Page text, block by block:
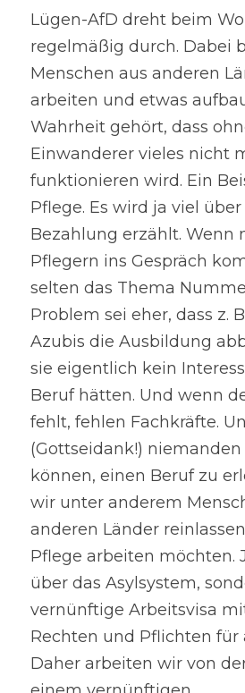
Lügen-AfD dreht beim
regelmäßig durch. Dabei
Menschen aus anderen
arbeiten und etwas
Wahrheit gehört, dass
Einwanderer vieles nicht
funktionieren wird. Ein
Pflege. Es wird ja viel
Bezahlung erzählt. Wenn
Pflegern ins Gespräch
selten das Thema
Problem sei eher, dass z.
Azubis die Ausbildung
sie eigentlich kein
Beruf hätten. Und wenn
fehlt, fehlen Fachkräfte.
(Gottseidank!)
können, einen Beruf zu
wir unter anderem
anderen Länder
Pflege arbeiten möchten.
über das Asylsystem,
vernünftige Arbeitsvisa
Rechten und Pflichten für
Daher arbeiten wir von